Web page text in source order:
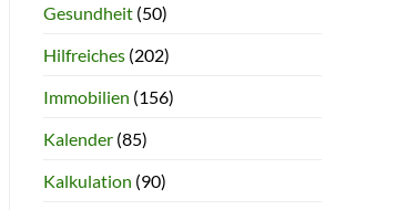
Gesundheit(50)
Hilfreiches(202)
Immobilien (156)
Kalender(85)
Kalkulation (90)